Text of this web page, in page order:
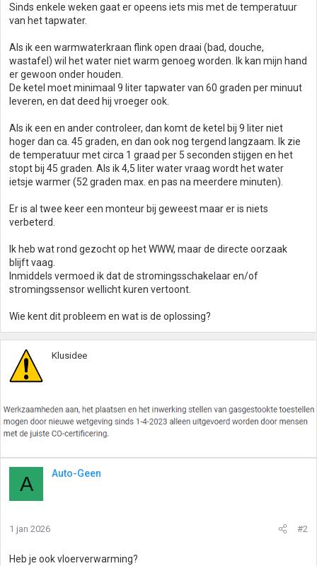
Sinds enkele weken gaat er opeens iets mis met de temperatuur
van het tapwater.
Als ik een warmwaterkraan flink open draai (bad, douche,
wastafel) wil het water niet warm genoeg worden. Ik kan mijn hand
er gewoon onder houden.
De ketel moet minimaal 9 liter tapwater van 60 graden per minuut
leveren, en dat deed hij vroeger ook.
Als ik een en ander controleer, dan komt de ketel bij 9 liter niet
hoger dan ca. 45 graden, en dan ook nog tergend langzaam. Ik zie
de temperatuur met circa 1 graad per 5 seconden stijgen en het
stopt bij 45 graden. Als ik 4,5 liter water vraag wordt het water
ietsje warmer (52 graden max. en pas na meerdere minuten).
Er is al twee keer een monteur bij geweest maar er is niets
verbeterd.
Ik heb wat rond gezocht op het WWW, maar de directe oorzaak
blijft vaag.
Inmiddels vermoed ik dat de stromingsschakelaar en/of
stromingssensor wellicht kuren vertoont.
Wie kent dit probleem en wat is de oplossing?
Klusidee
A Auto-Geen
1 jan 2026 #2
Heb je ook vloerverwarming?